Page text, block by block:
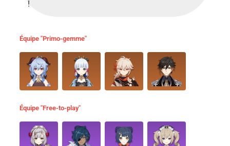
!
Équipe "Primo-gemme"
Équipe "Free-to-play"